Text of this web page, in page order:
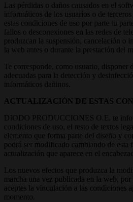
Las pérdidas o daños causados en el
informáticos de los usuarios o de
estas condiciones de uso por parte tu
fallos o desconexiones en las redes de
produzcan la suspensión, cancelación o
la web antes o durante la prestación del
Te corresponde, como usuario, disponer
adecuadas para la detección y
informáticos dañinos.
ACTUALIZACIÓN DE ESTAS
DIODO PRODUCCIONES O.E. te
condiciones de uso, el resto de textos
elemento que forma parte del diseño y
podrá ser modificado cambiando de esta
actualización que aparece en el
Los nuevos efectos que produzca la
marcha una vez publicada en la web,
aceptes la vinculación a las condiciones
momento.